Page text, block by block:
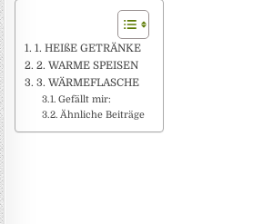
1. HEIßE GETRÄNKE
2. WARME SPEISEN
3. WÄRMEFLASCHE
Gefällt mir:
Ähnliche Beiträge